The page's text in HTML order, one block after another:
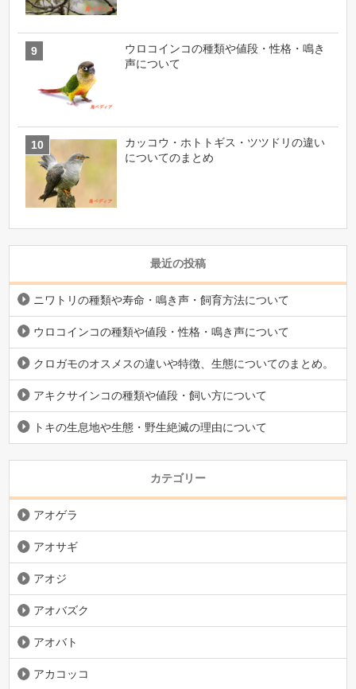
ウロコインコの種類や値段・性格・鳴き
声について
カッコウ・ホトトギス・ツツドリの違い
についてのまとめ
最近の投稿
ニワトリの種類や寿命・鳴き声・飼育方法について
ウロコインコの種類や値段・性格・鳴き声について
クロガモのオスメスの違いや特徴、生態についてのまとめ。
アキクサインコの種類や値段・飼い方について
トキの生息地や生態・野生絶滅の理由について
カテゴリー
アオゲラ
アオサギ
アオジ
アオバズク
アオバト
アカコッコ